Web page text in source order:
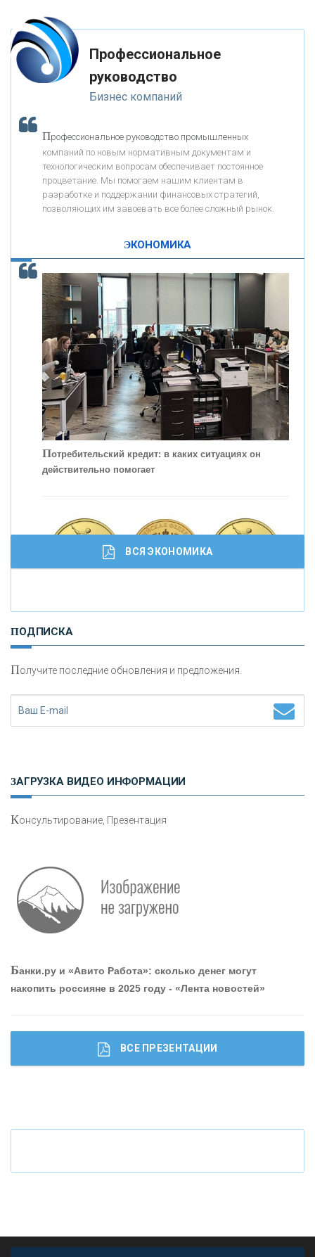
«ФК ОТКРЫТИЕ»
«ЗАПСИБКОМБАНК»
«РОСЕВРОБАНК»
«ПРЕСС-СЛУЖБА ВТБ24»
«АВТОГРАДБАНК»
ОНАС
КОНТАКТЫ
К ак Система быстрых платежей за пять лет
привлечь и удержать персонал - «Интервью»
Профессиональное
руководство
Бизнес компаний
Профессиональное руководство промышленных
компаний по новым нормативным документам и
технологическим вопросам обеспечивает постоянное
процветание. Мы помогаем нашим клиентам в
разработке и поддержании финансовых стратегий,
позволяющих им завоевать все более сложный рынок.
ЭКОНОМИКА
Потребительский кредит: в каких ситуациях он
действительно помогает
И
сохранения и увеличения капитала
Что будет с наличными деньгами при цифровом
ВСЯ ЭКОНОМИКА
ПОДПИСКА
Получите последние обновления и предложения.
ЗАГРУЗКА ВИДЕО ИНФОРМАЦИИ
Консультирование, Презентация
Банки.ру и «Авито Работа»: сколько денег могут
накопить россияне в 2025 году - «Лента новостей»
ВСЕ ПРЕЗЕНТАЦИИ